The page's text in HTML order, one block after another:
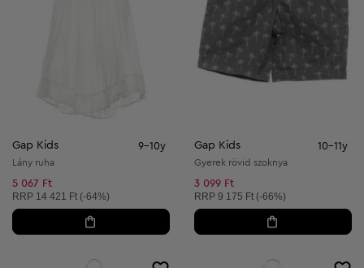
Gap Kids 9-10y
Lány ruha
5 067 Ft
Ajánlott ár:
RRP 14 421 Ft (-64%)
Gap Kids 10-11y
Gyerek rövid szoknya
3 099 Ft
Ajánlott ár:
RRP 9 175 Ft (-66%)